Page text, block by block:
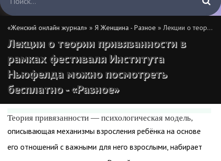
«Женский онлайн журнал» » Я Женщина - Разное » Лекции о теории привязанности в рамках фестиваля Института Ньюфелда можно посмотреть бесплатно - «Разное»
Лекции о теории привязанности в
рамках фестиваля Института
Ньюфелда можно посмотреть
бесплатно - «Разное»
Теория привязанности — психологическая модель,
описывающая механизмы взросления ребёнка на основе
его отношений с важными для него взрослыми, набирает